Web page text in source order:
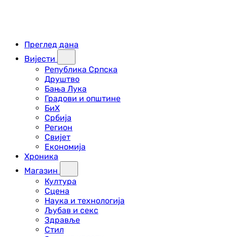
Преглед дана
Вијести
Република Српска
Друштво
Бања Лука
Градови и општине
БиХ
Србија
Регион
Свијет
Економија
Хроника
Магазин
Култура
Сцена
Наука и технологија
Љубав и секс
Здравље
Стил